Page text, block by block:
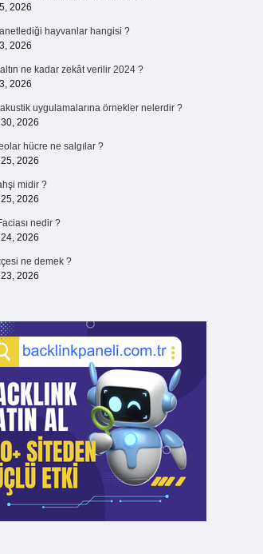
2026
hayvanlar hangisi ?
2026
ne kadar zekât verilir 2024 ?
2026
akustik uygulamalarına örnekler nelerdir ?
2026
hücre ne salgılar ?
2026
midir ?
2026
nedir ?
2026
ne demek ?
2026